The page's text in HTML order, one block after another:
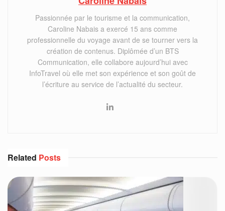
Passionnée par le tourisme et la communication,
Caroline Nabais a exercé 15 ans comme
professionnelle du voyage avant de se tourner vers la
création de contenus. Diplômée d’un BTS
Communication, elle collabore aujourd’hui avec
InfoTravel où elle met son expérience et son goût de
l’écriture au service de l’actualité du secteur.
Related Posts